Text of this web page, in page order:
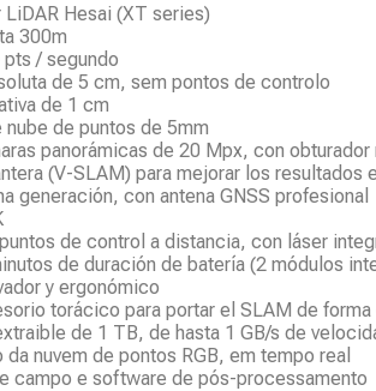
LiDAR Hesai (XT series)
300m
/ segundo
de 5 cm, sem pontos de controlo
de 1 cm
nube de puntos de 5mm
panorámicas de 20 Mpx, con
(V-SLAM) para mejorar los resultados
generación, con antena GNSS profesional
de control a distancia, con láser
de duración de batería (2 módulos
y ergonómico
torácico para portar el SLAM de forma
de 1 TB, de hasta 1 GB/s de
nuvem de pontos RGB, em tempo real
campo e software de pós-processamento